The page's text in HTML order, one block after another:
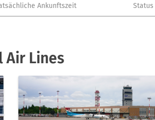
Ankunftszeit Status
Air Lines